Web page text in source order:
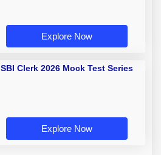
Explore Now
SBI Clerk 2026 Mock Test Series
Explore Now